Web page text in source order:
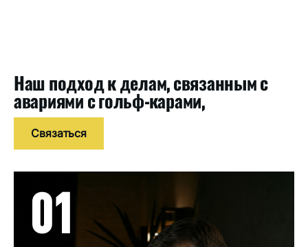
Наш подход к делам, связанным с
авариями с гольф-карами,
Связаться
01